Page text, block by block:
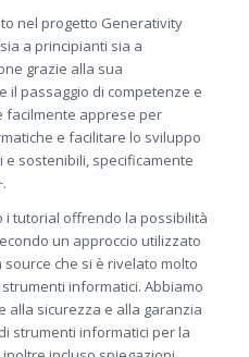
nel progetto Generativity
a principianti sia a
grazie alla sua
il passaggio di competenze e
facilmente apprese per
e facilitare lo sviluppo
e sostenibili, specificamente
tutorial offrendo la possibilità
un approccio utilizzato
che si è rivelato molto
informatici. Abbiamo
alla sicurezza e alla garanzia
strumenti informatici per la